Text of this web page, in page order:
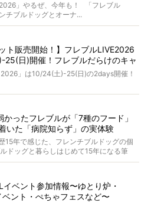
」やるぜ、今年も！ 「フレブル
チブルドッグとオーナ...
ト販売開始！】フレブルLIVE2026
25(日)開催！フレブルだらけのキャ
バスプランも新登場!?
2026」は10/24(土)-25(日)の2days開催！
かったフレブルが「7種のフード」
いた「病院知らず」の実体験
15年で感じた、フレンチブルドッグの個
ドッグと暮らしはじめて15年になる筆
ベント参加情報〜ゆとり炉・
ント・ぺちゃフェスなど〜